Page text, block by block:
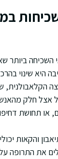
השכיחה ביותר
היא שינוי
הקלאבולנית,
אצל חלק
או תחושת
והקאות
את התרופה